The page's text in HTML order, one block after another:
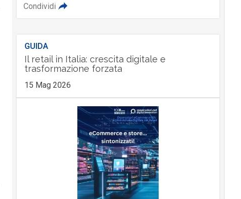
Condividi
GUIDA
Il retail in Italia: crescita digitale e
trasformazione forzata
15 Mag 2026